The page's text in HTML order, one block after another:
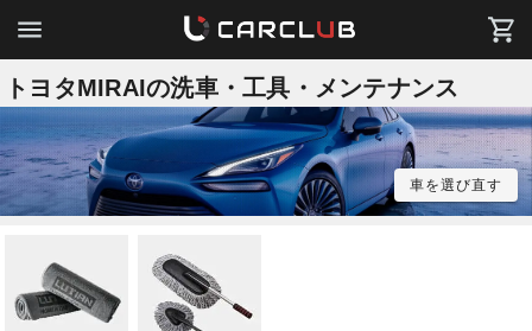
トヨタMIRAIの洗車・工具・メンテナンス
車を選び直す